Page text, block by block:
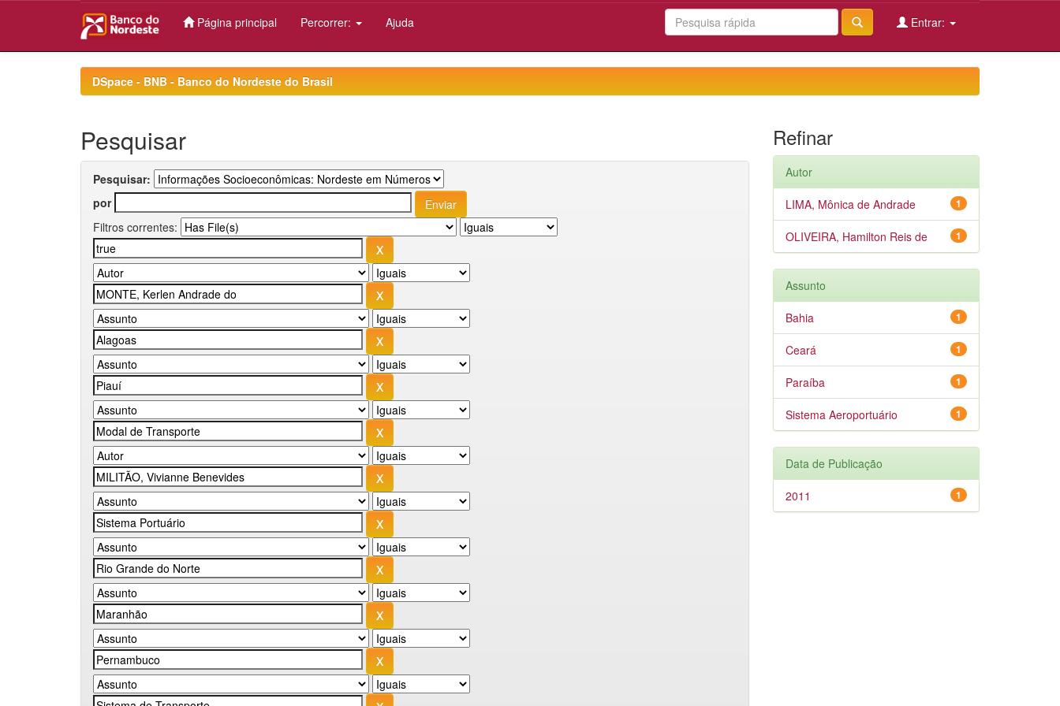
Página principal Percorrer: Ajuda Entrar:
DSpace - BNB - Banco do Nordeste do Brasil
Pesquisar
Pesquisar:
por
Filtros correntes:
Refinar
Autor
1
LIMA, Mônica de Andrade
1
OLIVEIRA, Hamilton Reis de
Assunto
1
Bahia
1
Ceará
1
Paraíba
1
Sistema Aeroportuário
Data de Publicação
1
2011